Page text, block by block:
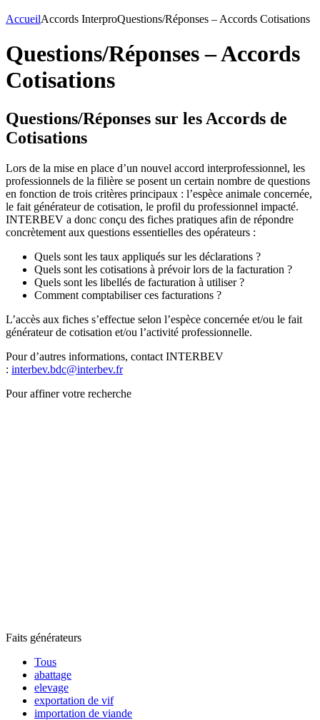
AccueilAccords InterproQuestions/Réponses – Accords Cotisations
Questions/Réponses – Accords
Cotisations
Questions/Réponses sur les Accords de
Cotisations
Lors de la mise en place d’un nouvel accord interprofessionnel, les
professionnels de la filière se posent un certain nombre de questions
en fonction de trois critères principaux : l’espèce animale concernée,
le fait générateur de cotisation, le profil du professionnel impacté.
INTERBEV a donc conçu des fiches pratiques afin de répondre
concrètement aux questions essentielles des opérateurs :
Quels sont les taux appliqués sur les déclarations ?
Quels sont les cotisations à prévoir lors de la facturation ?
Quels sont les libellés de facturation à utiliser ?
Comment comptabiliser ces facturations ?
L’accès aux fiches s’effectue selon l’espèce concernée et/ou le fait
générateur de cotisation et/ou l’activité professionnelle.
Pour d’autres informations, contact INTERBEV
: interbev.bdc@interbev.fr
Pour affiner votre recherche
Faits générateurs
Tous
abattage
elevage
exportation de vif
importation de viande